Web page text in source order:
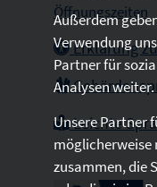
Öffnungszeiten
Erklärung
Leichte
Außerdem
Verwendung
Partner für
Analysen weiter.
Unsere Partner
möglicherweise
zusammen, die